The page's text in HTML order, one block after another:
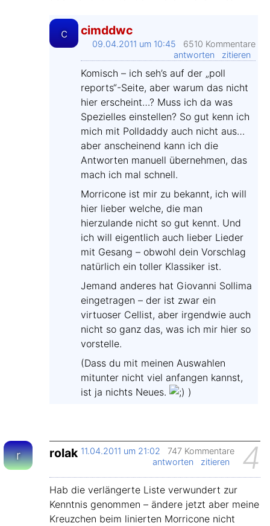
c cimddwc
09.04.2011 um 10:45
6510 Kommentare
antworten
zitieren
Komisch – ich seh’s auf der „poll
reports“-Seite, aber warum das nicht
hier erscheint…? Muss ich da was
Spezielles einstellen? So gut kenn ich
mich mit Polldaddy auch nicht aus…
aber anscheinend kann ich die
Antworten manuell übernehmen, das
mach ich mal schnell.
Morricone ist mir zu bekannt, ich will
hier lieber welche, die man
hierzulande nicht so gut kennt. Und
ich will eigentlich auch lieber Lieder
mit Gesang – obwohl dein Vorschlag
natürlich ein toller Klassiker ist.
Jemand anderes hat Giovanni Sollima
eingetragen – der ist zwar ein
virtuoser Cellist, aber irgendwie auch
nicht so ganz das, was ich mir hier so
vorstelle.
(Dass du mit meinen Auswahlen
mitunter nicht viel anfangen kannst,
ist ja nichts Neues.
)
r rolak 4
11.04.2011 um 21:02
747 Kommentare
antworten
zitieren
Hab die verlängerte Liste verwundert zur
Kenntnis genommen – ändere jetzt aber meine
Kreuzchen beim linierten Morricone nicht